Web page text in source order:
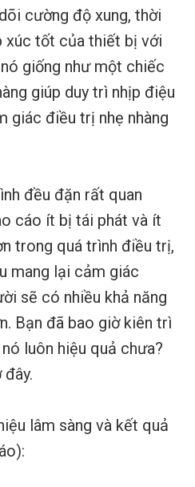
cường độ xung, thời
xúc tốt của thiết bị với
giống như một chiếc
giúp duy trì nhịp điệu
giác điều trị nhẹ nhàng
đều đặn rất quan
cáo ít bị tái phát và ít
trong quá trình điều trị,
mang lại cảm giác
sẽ có nhiều khả năng
Bạn đã bao giờ kiên trì
luôn hiệu quả chưa?
lâm sàng và kết quả